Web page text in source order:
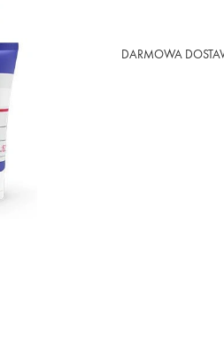
DARMOWA